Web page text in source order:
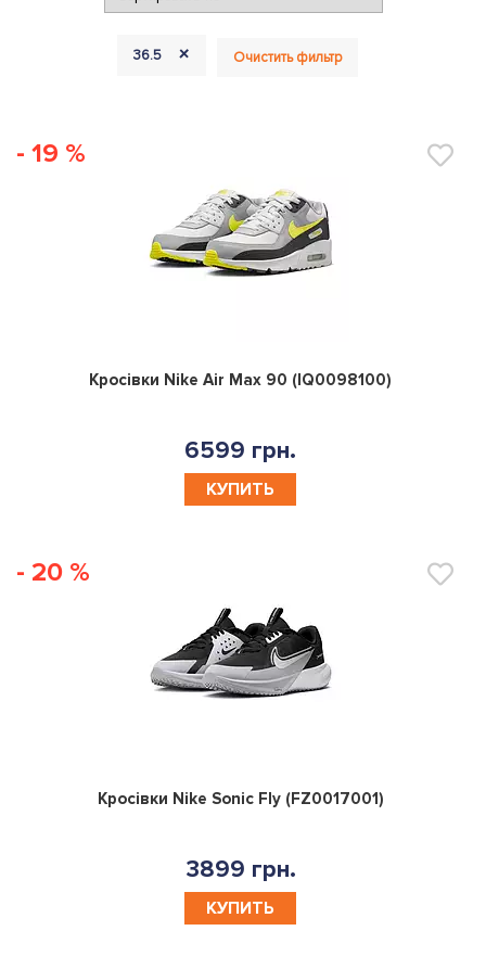
36.5 + Очистить фильтр
- 19 %
0
Кросівки Nike Air Max 90 (IQ0098100)
6599 грн.
КУПИТЬ
- 20 %
0
Кросівки Nike Sonic Fly (FZ0017001)
3899 грн.
КУПИТЬ